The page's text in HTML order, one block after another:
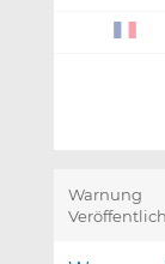
Warnung